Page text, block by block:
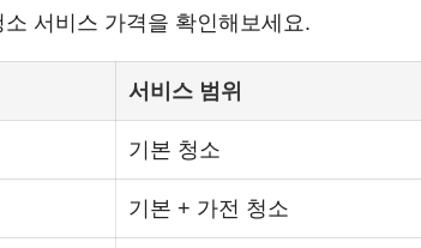
서비스 가격을 확인해보세요.
서비스 범위
기본 청소
기본 + 가전 청소